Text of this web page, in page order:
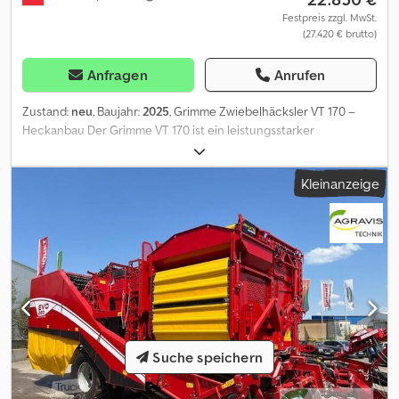
Festpreis zzgl. MwSt.
(27.420 € brutto)
Anfragen Anrufen
Zustand: neu, Baujahr:2025, Grimme Zwiebelhäcksler VT 170 –
Heckanbau Der Grimme VT 170 ist ein leistungsstarker
Zwiebelhäcksler für den Heckanbau mit Spurweite 1.500 mm.
Ausgestattet mit 3 Rotoren à 3 Messer, einem robusten Fahrwerk
mit 4 Rädern und einer hydraulischen Tiefenführung über
Drehwinkelsensor, sorgt er für präzises und gleichmäßiges
Häckseln. Die Gelenkwelle mit Überlastkupplung garantiert
sichere Kraftübertragung und Schutz bei hoher Belastung.
Dodpezqwg Hjfx Abiekr Ideal für professionelle Zwiebelernte –
zuverlässig, effizient und bedienerfreundlich.
Kleinanzeige
Suche speichern